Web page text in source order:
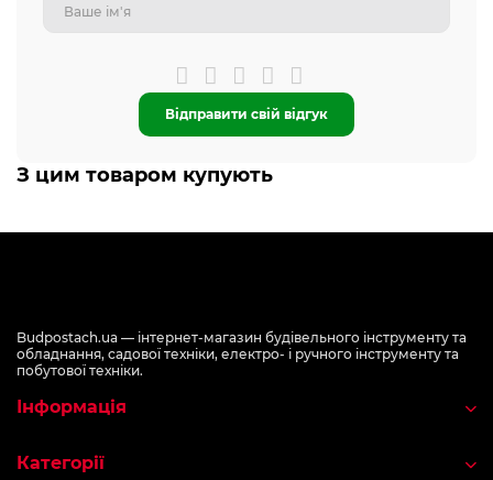
Відправити свій відгук
З цим товаром купують
Budpostach.ua — інтернет-магазин будівельного інструменту та
обладнання, садової техніки, електро- і ручного інструменту та
побутової техніки.
Інформація
Категорії